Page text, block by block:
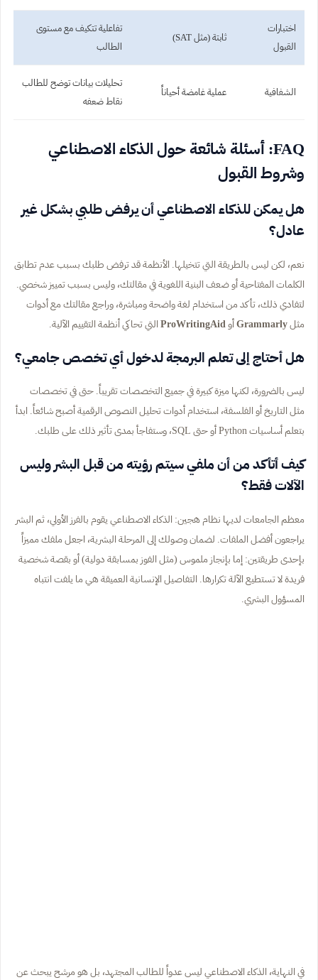
اختبارات
القبول
ثابتة (مثل SAT)
تفاعلية تتكيف مع مستوى
الطالب
الشفافية عملية غامضة أحياناً
تحليلات بيانات توضح للطالب
نقاط ضعفه
FAQ: أسئلة شائعة حول الذكاء الاصطناعي
وشروط القبول
هل يمكن للذكاء الاصطناعي أن يرفض طلبي بشكل غير
عادل؟
نعم، لكن ليس بالطريقة التي تتخيلها. الأنظمة قد ترفض طلبك بسبب عدم تطابق
الكلمات المفتاحية أو ضعف البنية اللغوية في مقالتك، وليس بسبب تمييز شخصي.
لتفادي ذلك، تأكد من استخدام لغة واضحة ومباشرة، وراجع مقالتك مع أدوات
مثلGrammarlyأوProWritingAidالتي تحاكي أنظمة التقييم الآلية.
هل أحتاج إلى تعلم البرمجة لدخول أي تخصص جامعي؟
ليس بالضرورة، لكنها ميزة كبيرة في جميع التخصصات تقريباً. حتى في تخصصات
مثل التاريخ أو الفلسفة، استخدام أدوات تحليل النصوص الرقمية أصبح شائعاً. ابدأ
بتعلم أساسيات Python أو حتى SQL، وستفاجأ بمدى تأثير ذلك على طلبك.
كيف أتأكد من أن ملفي سيتم رؤيته من قبل البشر وليس
الآلات فقط؟
معظم الجامعات لديها نظام هجين: الذكاء الاصطناعي يقوم بالفرز الأولي، ثم البشر
يراجعون أفضل الملفات. لضمان وصولك إلى المرحلة البشرية، اجعل ملفك مميزاً
بإحدى طريقتين: إما بإنجاز ملموس (مثل الفوز بمسابقة دولية) أو بقصة شخصية
فريدة لا تستطيع الآلة تكرارها. التفاصيل الإنسانية العميقة هي ما يلفت انتباه
المسؤول البشري.
في النهاية، الذكاء الاصطناعي ليس عدواً للطالب المجتهد، بل هو مرشح يبحث عن